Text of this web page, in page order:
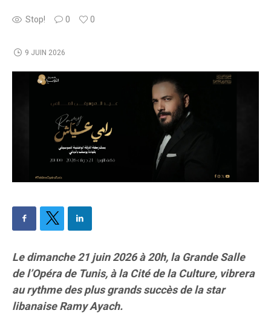
Stop! 0 0
9 JUIN 2026
Le dimanche 21 juin 2026 à 20h, la Grande Salle
de l’Opéra de Tunis, à la Cité de la Culture, vibrera
au rythme des plus grands succès de la star
libanaise Ramy Ayach.